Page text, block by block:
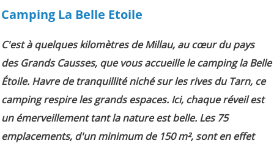
Camping La Belle Etoile
C'est à quelques kilomètres de Millau, au cœur du pays
des Grands Causses, que vous accueille le camping la Belle
Étoile. Havre de tranquillité niché sur les rives du Tarn, ce
camping respire les grands espaces. Ici, chaque réveil est
un émerveillement tant la nature est belle. Les 75
emplacements, d'un minimum de 150 m², sont en effet